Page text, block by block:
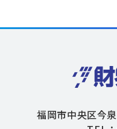
福岡市中央区今